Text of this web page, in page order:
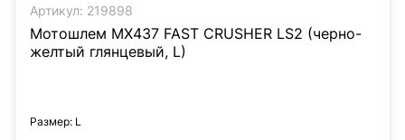
Артикул: 219898
Мотошлем MX437 FAST CRUSHER LS2 (черно-
желтый глянцевый, L)
Размер: L